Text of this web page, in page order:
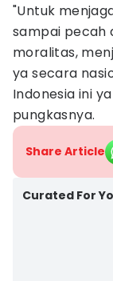
"Untuk
sampai pecah
moralitas,
ya secara
Indonesia ini
pungkasnya.
Share Article
Curated For